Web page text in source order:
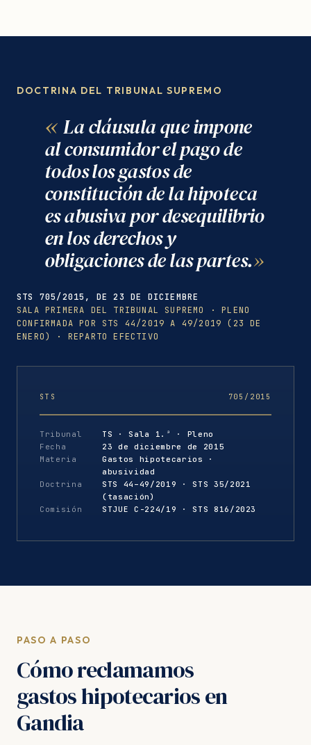
DOCTRINA DEL TRIBUNAL SUPREMO
La cláusula que impone
al consumidor el pago de
todos los gastos de
constitución de la hipoteca
es abusiva por desequilibrio
en los derechos y
obligaciones de las partes.
STS 705/2015, DE 23 DE DICIEMBRE
SALA PRIMERA DEL TRIBUNAL SUPREMO · PLENO
CONFIRMADA POR STS 44/2019 A 49/2019 (23 DE
ENERO) · REPARTO EFECTIVO
STS 705/2015
Tribunal
TS · Sala 1.ª · Pleno
Fecha
23 de diciembre de 2015
Materia
Gastos hipotecarios ·
abusividad
Doctrina
STS 44–49/2019 · STS 35/2021
(tasación)
Comisión
STJUE C-224/19 · STS 816/2023
PASO A PASO
Cómo reclamamos
gastos hipotecarios en
Gandia